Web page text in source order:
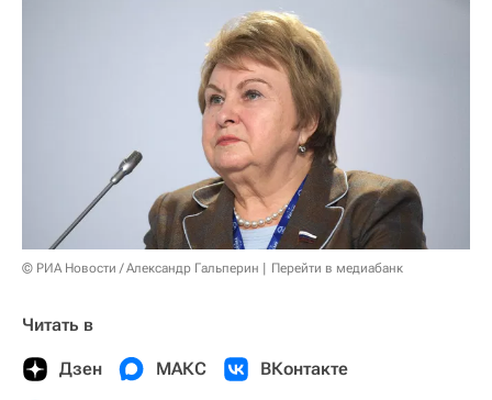
© РИА Новости / Александр Гальперин Перейти в медиабанк
Читать в
Дзен МАКС ВКонтакте